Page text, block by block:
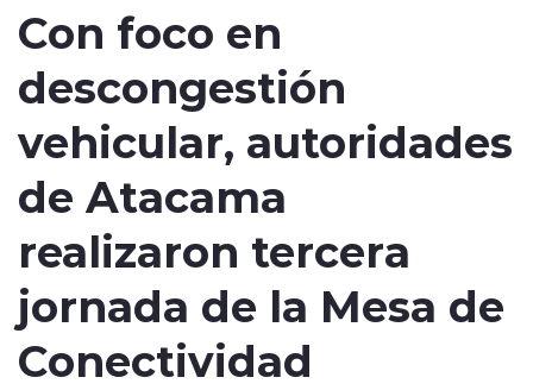
Tendencias
Internacional
Regiones al Aire
Entrevistas
Con foco en
descongestión
vehicular, autoridades
de Atacama
realizaron tercera
jornada de la Mesa de
Conectividad